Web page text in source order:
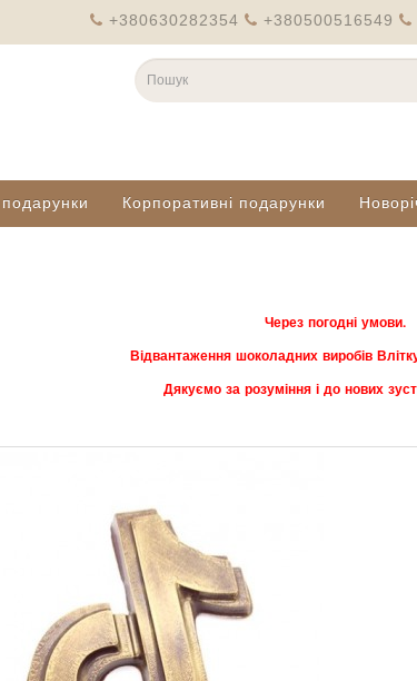
+380630282354 +380500516549
Корпоративні подарунки
Через погодні умови.
Відвантаження шоколадних виробів
Дякуємо за розуміння і до нових